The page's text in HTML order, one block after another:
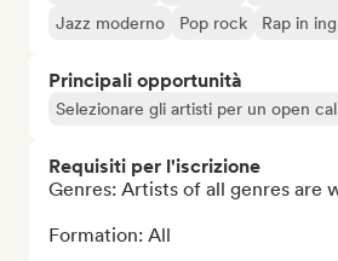
Jazz moderno
Pop rock Rap in
Principali opportunità
Selezionare gli artisti per un open
Requisiti per l'iscrizione
Genres: Artists of all genres are
Formation: All